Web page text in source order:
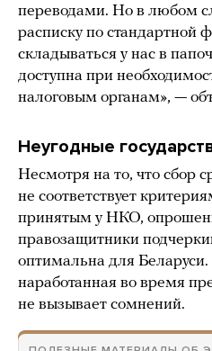
переводами. Но в любом
расписку по стандартной
складываться у нас в
доступна при
налоговым органам», —
Неугодные
Несмотря на то, что сбор
не соответствует
принятым у НКО,
правозащитники
оптимальна для
наработанная во время
не вызывает сомнений.